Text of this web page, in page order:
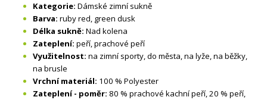
Kategorie: Dámské zimní sukně
Barva: ruby red, green dusk
Délka sukně: Nad kolena
Zateplení: peří, prachové peří
Využitelnost: na zimní sporty, do města, na lyže, na běžky,
na brusle
Vrchní materiál: 100 % Polyester
Zateplení - poměr: 80 % prachové kachní peří, 20 % peří,